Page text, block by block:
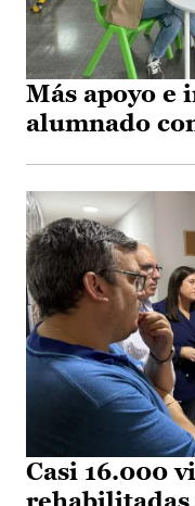
Más apoyo e
alumnado
Casi 16.000